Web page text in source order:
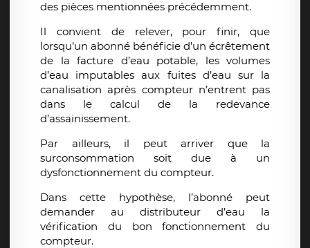
des pièces mentionnées précédemment.
Il convient de relever, pour finir, que
lorsqu’un abonné bénéficie d’un écrêtement
de la facture d’eau potable, les volumes
d’eau imputables aux fuites d’eau sur la
canalisation après compteur n’entrent pas
dans le calcul de la redevance
d’assainissement.
Par ailleurs, il peut arriver que la
surconsommation soit due à un
dysfonctionnement du compteur.
Dans cette hypothèse, l’abonné peut
demander au distributeur d’eau la
vérification du bon fonctionnement du
compteur.